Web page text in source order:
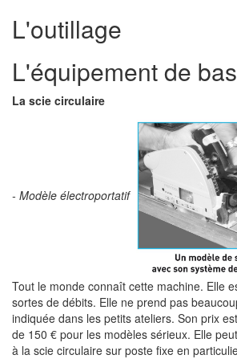
L'outillage
L'équipement de
La scie circulaire
- Modèle électroportatif
Tout le monde connaît cette machine. Elle
sortes de débits. Elle ne prend pas
indiquée dans les petits ateliers. Son prix
de 150 € pour les modèles sérieux. Elle
à la scie circulaire sur poste fixe en